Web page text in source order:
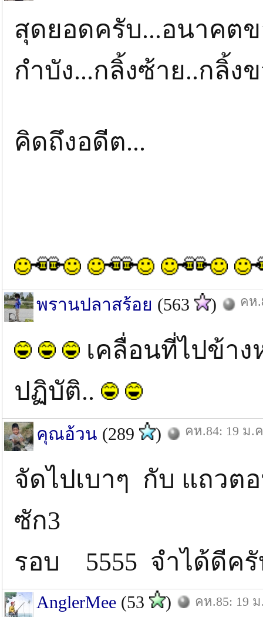
สุดยอดครับ...อนาคต
กำบัง...กลิ้งซ้าย..กลิ้ง
คิดถึงอดีต...
พรานปลาสร้อย (563 ) คห
เคลื่อนที่ไปข้า
ปฏิบัติ..
คุณอ้วน (289 ) คห.84: 19 ม.
จัดไปเบาๆ กับ แถว
ซัก3
รอบ 5555 จำได้ดีค
AnglerMee (53 ) คห.85: 19